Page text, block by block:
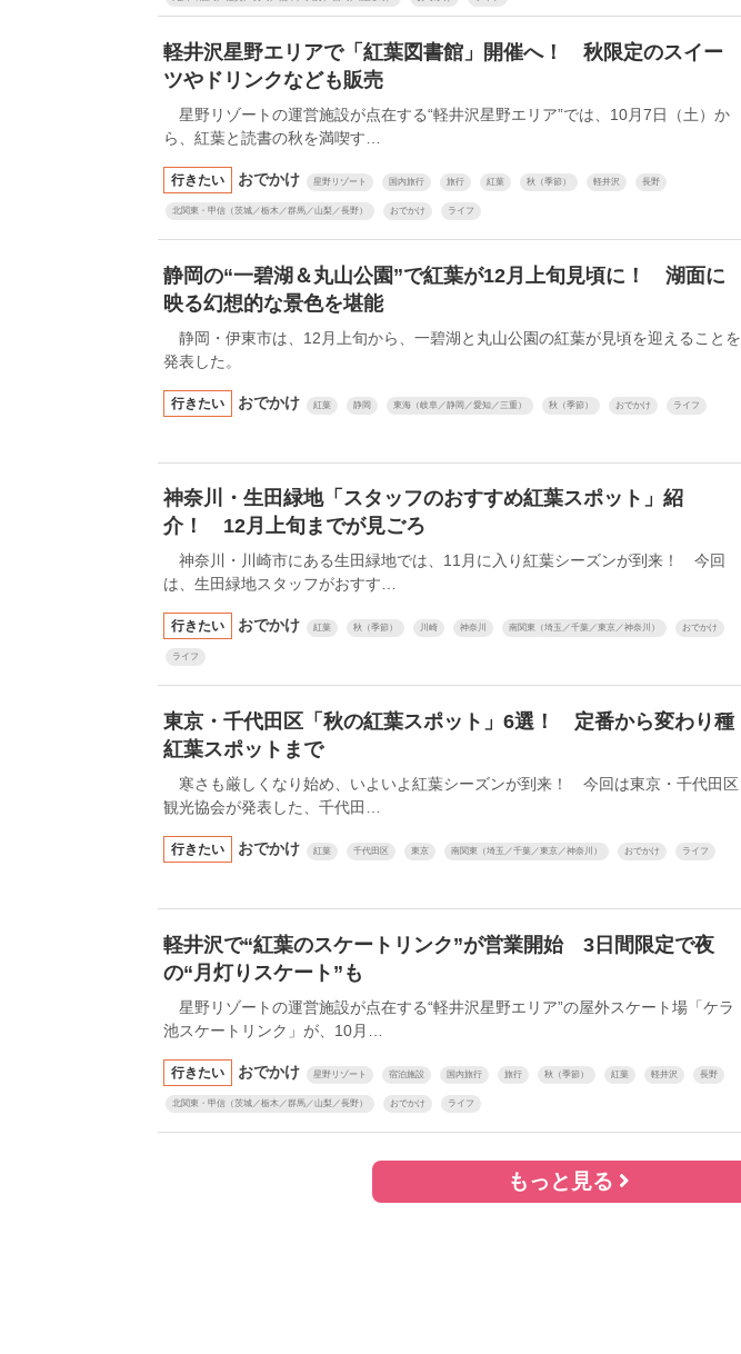
軽井沢星野エリアで「紅葉図書館」開催へ！ 秋限定のスイー
ツやドリンクなども販売
星野リゾートの運営施設が点在する“軽井沢星野エリア”では、10月7日（土）か
ら、紅葉と読書の秋を満喫す…
行きたい おでかけ 星野リゾート 国内旅行 旅行 紅葉 秋（季節） 軽井沢 長野
北関東・甲信（茨城／栃木／群馬／山梨／長野） おでかけ ライフ
静岡の“一碧湖＆丸山公園”で紅葉が12月上旬見頃に！ 湖面に
映る幻想的な景色を堪能
静岡・伊東市は、12月上旬から、一碧湖と丸山公園の紅葉が見頃を迎えることを
発表した。
行きたい おでかけ 紅葉 静岡 東海（岐阜／静岡／愛知／三重） 秋（季節） おでかけ ライフ
神奈川・生田緑地「スタッフのおすすめ紅葉スポット」紹
介！ 12月上旬までが見ごろ
神奈川・川崎市にある生田緑地では、11月に入り紅葉シーズンが到来！ 今回
は、生田緑地スタッフがおすす…
行きたい おでかけ 紅葉 秋（季節） 川崎 神奈川 南関東（埼玉／千葉／東京／神奈川） おでかけ
ライフ
東京・千代田区「秋の紅葉スポット」6選！ 定番から変わり種
紅葉スポットまで
寒さも厳しくなり始め、いよいよ紅葉シーズンが到来！ 今回は東京・千代田区
観光協会が発表した、千代田…
行きたい おでかけ 紅葉 千代田区 東京 南関東（埼玉／千葉／東京／神奈川） おでかけ ライフ
軽井沢で“紅葉のスケートリンク”が営業開始 3日間限定で夜
の“月灯りスケート”も
星野リゾートの運営施設が点在する“軽井沢星野エリア”の屋外スケート場「ケラ
池スケートリンク」が、10月…
行きたい おでかけ 星野リゾート 宿泊施設 国内旅行 旅行 秋（季節） 紅葉 軽井沢 長野
北関東・甲信（茨城／栃木／群馬／山梨／長野） おでかけ ライフ
もっと見る
【6度目重版！】乃
木坂46・山下美月
ットまとめ
【インタビューフォ
2023 A／W＞